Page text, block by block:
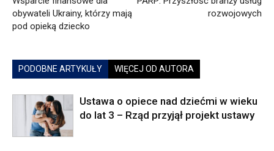
obywateli Ukrainy, którzy mają
pod opieką dziecko
rozwojowych
PODOBNE ARTYKUŁY WIĘCEJ OD AUTORA
Ustawa o opiece nad dziećmi w wieku
do lat 3 – Rząd przyjął projekt ustawy